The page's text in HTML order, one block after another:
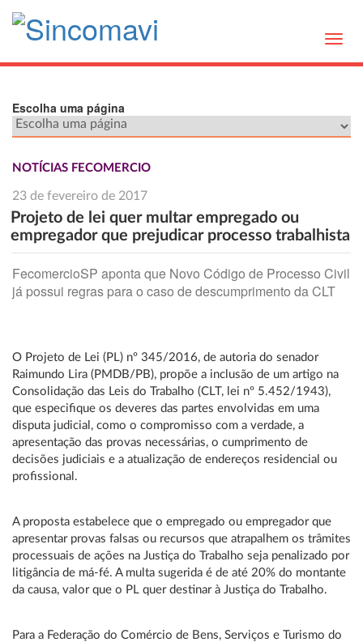
Escolha uma página
NOTÍCIAS FECOMERCIO
23 de fevereiro de 2017
Projeto de lei quer multar empregado ou
empregador que prejudicar processo trabalhista
FecomercioSP aponta que Novo Código de Processo Civil
já possui regras para o caso de descumprimento da CLT
O Projeto de Lei (PL) nº 345/2016, de autoria do senador
Raimundo Lira (PMDB/PB), propõe a inclusão de um artigo na
Consolidação das Leis do Trabalho (CLT, lei nº 5.452/1943),
que especifique os deveres das partes envolvidas em uma
disputa judicial, como o compromisso com a verdade, a
apresentação das provas necessárias, o cumprimento de
decisões judiciais e a atualização de endereços residencial ou
profissional.
A proposta estabelece que o empregado ou empregador que
apresentar provas falsas ou recursos que atrapalhem os trâmites
processuais de ações na Justiça do Trabalho seja penalizado por
litigância de má-fé. A multa sugerida é de até 20% do montante
da causa, valor que o PL quer destinar à Justiça do Trabalho.
Para a Federação do Comércio de Bens, Serviços e Turismo do